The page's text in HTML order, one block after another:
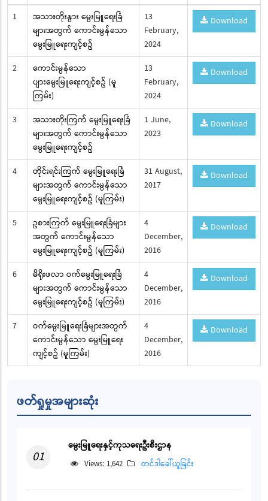
1
အသားတိုးနွား မွေးမြူရေးခြံ
များအတွက် ကောင်းမွန်သော
မွေးမြူရေးကျင့်စဥ်
13
February,
2024
Download
2
ကောင်းမွန်သော
ပျားမွေးမြူရေးကျင့်စဥ် (မူ
ကြမ်း)
13
February,
2024
Download
3
အသားတိုးကြက် မွေးမြူရေးခြံ
များအတွက် ကောင်းမွန်သော
မွေးမြူရေးကျင့်စဥ်
1 June,
2023
Download
4
တိုင်းရင်းကြက် မွေးမြူရေးခြံ
များအတွက် ကောင်းမွန်သော
မွေးမြူရေးကျင့်စဥ် (မူကြမ်း)
31 August,
2017
Download
5
ဥစားကြက် မွေးမြူရေးခြံများ
အတွက် ကောင်းမွန်သော
မွေးမြူရေးကျင့်စဥ် (မူကြမ်း)
4
December,
2016
Download
6
မိရိုးဖလာ ဝက်မွေးမြူရေးခြံ
များအတွက် ကောင်းမွန်သော
မွေးမြူရေးကျင့်စဥ် (မူကြမ်း)
4
December,
2016
Download
7
ဝက်မွေးမြူရေးခြံများအတွက်
ကောင်းမွန်သော မွေးမြူရေး
ကျင့်စဥ် (မူကြမ်း)
4
December,
2016
Download
ဖတ်ရှုမှုအများဆုံး
01
မွေးမြူရေးနှင့်ကုသရေးဦးစီးဌာန
Views: 1,642 တင်ဒါခေါ်ယူခြင်း